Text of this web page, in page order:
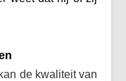
de kwaliteit van